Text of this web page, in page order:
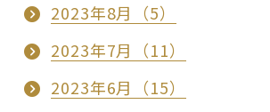
2023年8月（5）
2023年7月（11）
2023年6月（15）